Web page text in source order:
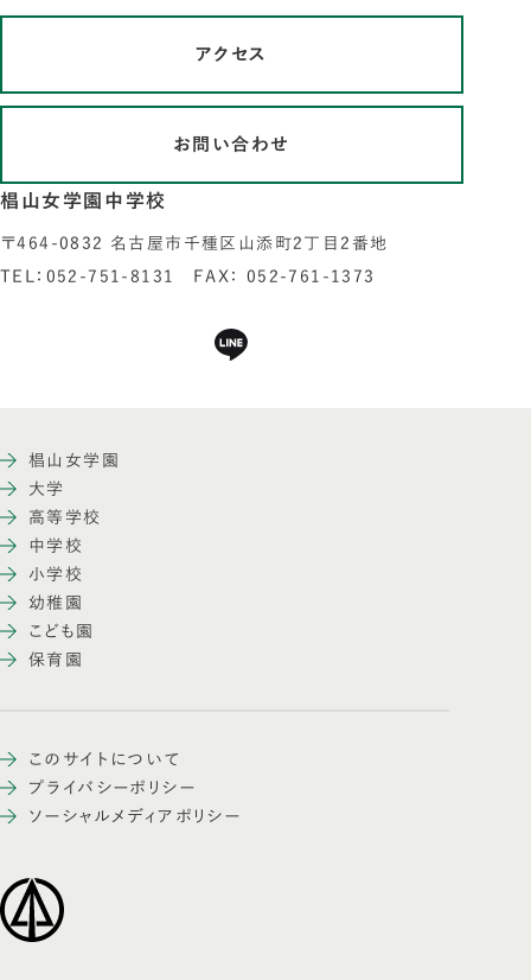
アクセス
お問い合わせ
椙山女学園中学校
〒464-0832 名古屋市千種区山添町2丁目2番地
TEL：052-751-8131 FAX： 052-761-1373
椙山女学園
大学
高等学校
中学校
小学校
幼稚園
こども園
保育園
このサイトについて
プライバシーポリシー
ソーシャルメディアポリシー